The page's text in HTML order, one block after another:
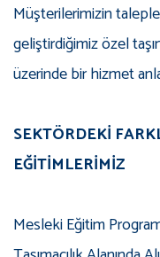
Müşterilerimizin
geliştirdiğimiz özel
üzerinde bir hizmet
SEKTÖRDEKİ
EĞİTİMLERİMİZ
Mesleki Eğitim